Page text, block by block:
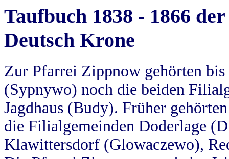
Taufbuch 1838 - 1866
Deutsch Krone
Zur Pfarrei Zippnow gehörten
(Sypnywo) noch die beiden
Jagdhaus (Budy). Früher
die Filialgemeinden Doderlage
Klawittersdorf (Glowaczewo),